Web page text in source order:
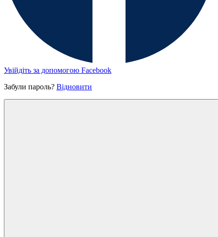
Увійдіть за допомогою Facebook
Забули пароль? Відновити